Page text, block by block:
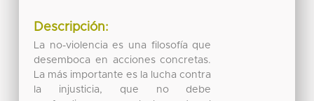
Descripción:
La no-violencia es una filosofía que
desemboca en acciones concretas.
La más importante es la lucha contra
la injusticia, que no debe